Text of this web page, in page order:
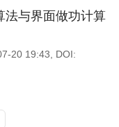
法与界面做功计算
20 19:43
DOI: